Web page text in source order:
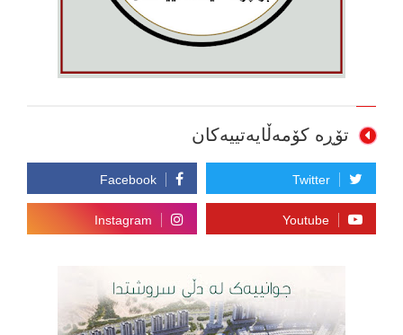
تۆڕە کۆمەڵایەتییەکان